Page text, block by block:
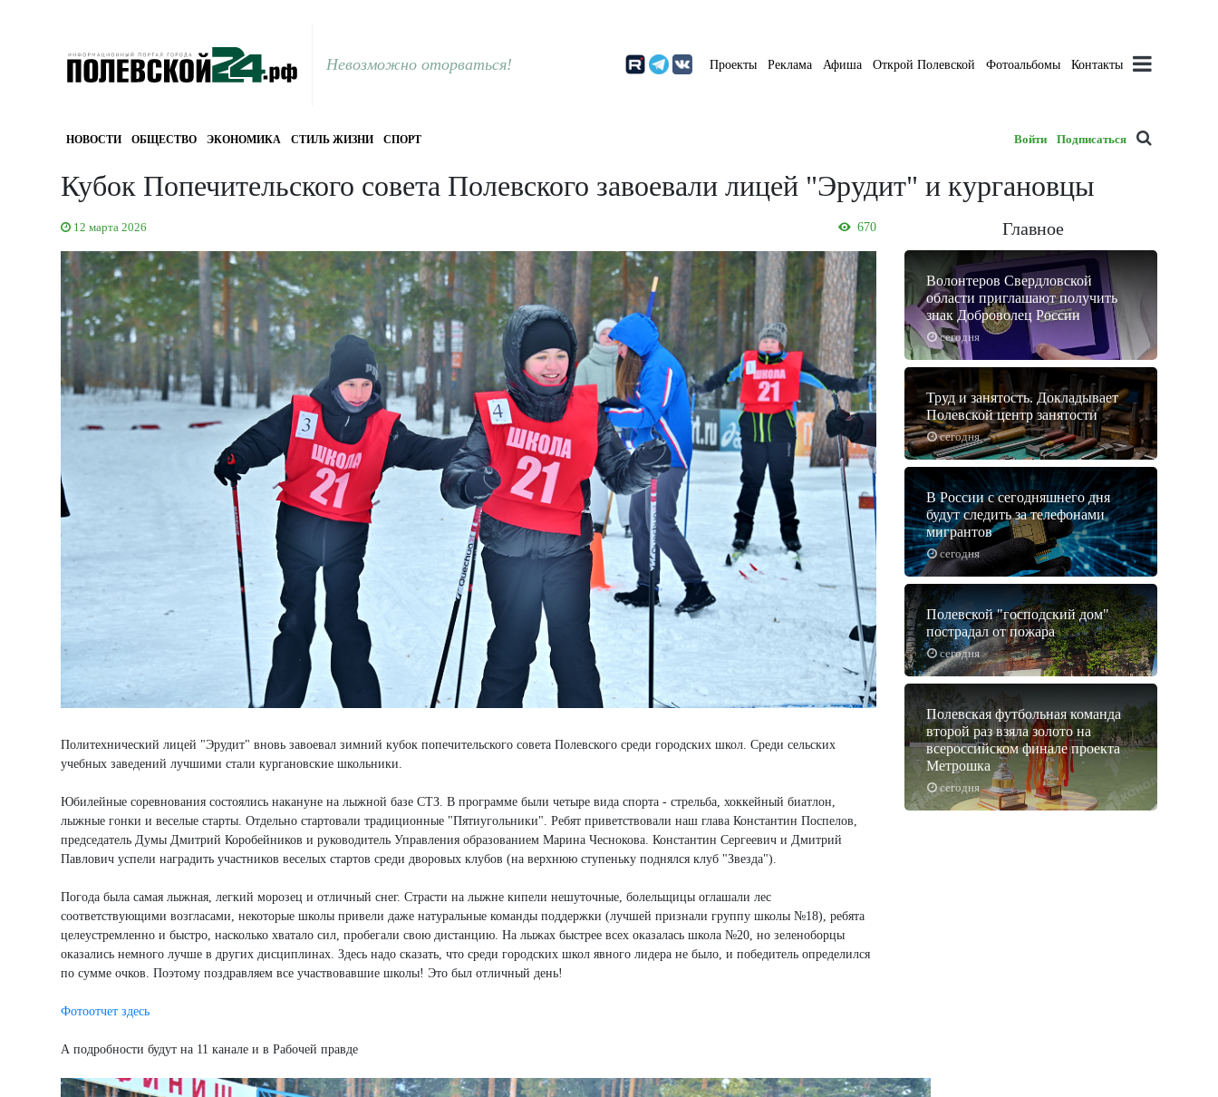
Невозможно оторваться! Проекты Реклама Афиша Открой Полевской Фотоальбомы Контакты
НОВОСТИ ОБЩЕСТВО ЭКОНОМИКА СТИЛЬ ЖИЗНИ СПОРТ Войти Подписаться
Кубок Попечительского совета Полевского завоевали лицей "Эрудит" и кургановцы
12 марта 2026 670
Политехнический лицей "Эрудит" вновь завоевал зимний кубок попечительского совета Полевского среди городских школ. Среди сельских
учебных заведений лучшими стали кургановские школьники.
Юбилейные соревнования состоялись накануне на лыжной базе СТЗ. В программе были четыре вида спорта - стрельба, хоккейный биатлон,
лыжные гонки и веселые старты. Отдельно стартовали традиционные "Пятиугольники". Ребят приветствовали наш глава Константин Поспелов,
председатель Думы Дмитрий Коробейников и руководитель Управления образованием Марина Чеснокова. Константин Сергеевич и Дмитрий
Павлович успели наградить участников веселых стартов среди дворовых клубов (на верхнюю ступеньку поднялся клуб "Звезда").
Погода была самая лыжная, легкий морозец и отличный снег. Страсти на лыжне кипели нешуточные, болельщицы оглашали лес
соответствующими возгласами, некоторые школы привели даже натуральные команды поддержки (лучшей признали группу школы №18), ребята
целеустремленно и быстро, насколько хватало сил, пробегали свою дистанцию. На лыжах быстрее всех оказалась школа №20, но зеленоборцы
оказались немного лучше в других дисциплинах. Здесь надо сказать, что среди городских школ явного лидера не было, и победитель определился
по сумме очков. Поэтому поздравляем все участвовавшие школы! Это был отличный день!
Фотоотчет здесь
А подробности будут на 11 канале и в Рабочей правде
Главное
сегодня
Волонтеров Свердловской
области приглашают получить
знак Доброволец России
сегодня
Труд и занятость. Докладывает
Полевской центр занятости
сегодня
В России с сегодняшнего дня
будут следить за телефонами
мигрантов
сегодня
Полевской "господский дом"
пострадал от пожара
сегодня
Полевская футбольная команда
второй раз взяла золото на
всероссийском финале проекта
Метрошка